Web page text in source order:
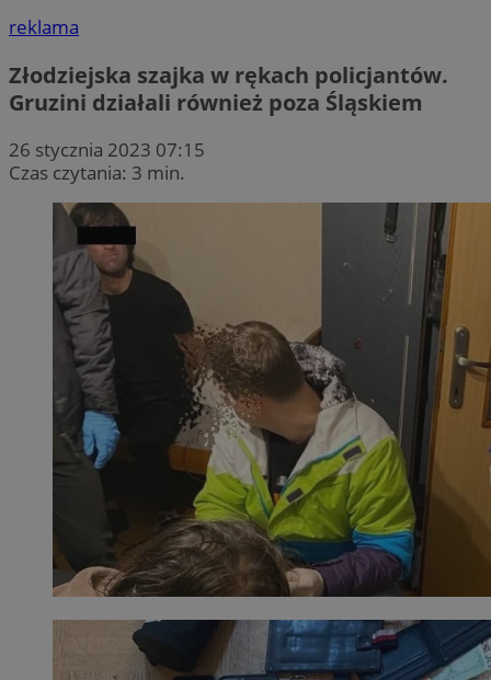
reklama
Złodziejska szajka w rękach policjantów.
Gruzini działali również poza Śląskiem
26 stycznia 2023 07:15
Czas czytania: 3 min.